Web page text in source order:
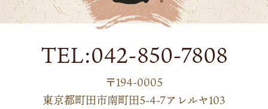
TEL:042-850-7808
〒194-0005
東京都町田市南町田5-4-7アレルヤ103